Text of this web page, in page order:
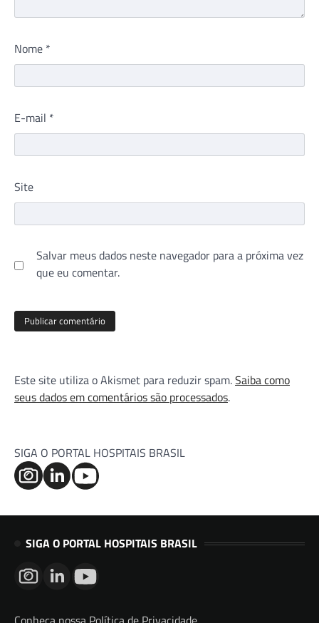
Nome *
E-mail *
Site
Salvar meus dados neste navegador para a próxima vez
que eu comentar.
Este site utiliza o Akismet para reduzir spam.Saiba como
seus dados em comentários são processados.
SIGA O PORTAL HOSPITAIS BRASIL
SIGA O PORTAL HOSPITAIS BRASIL